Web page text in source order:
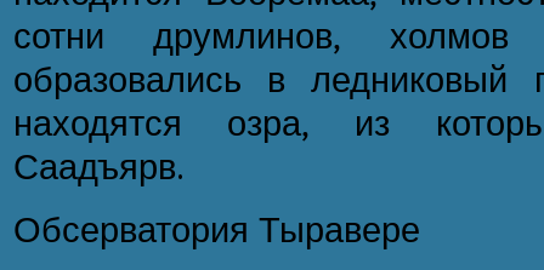
сотни друмлинов,
образовались в
находятся озра, из
Саадъярв.
Обсерватория Тыравере